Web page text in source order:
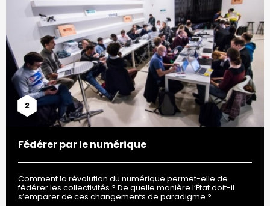
2
Fédérer par le numérique
Comment la révolution du numérique permet-elle de
fédérer les collectivités ? De quelle manière l’État doit-il
s’emparer de ces changements de paradigme ?